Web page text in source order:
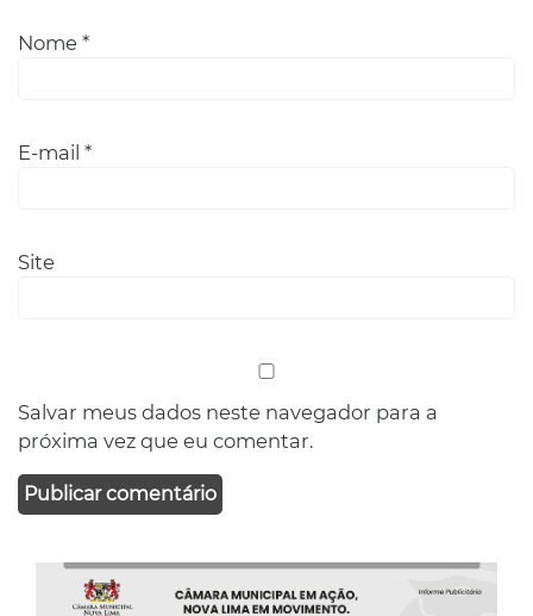
Nome *
E-mail *
Site
Salvar meus dados neste navegador para a
próxima vez que eu comentar.